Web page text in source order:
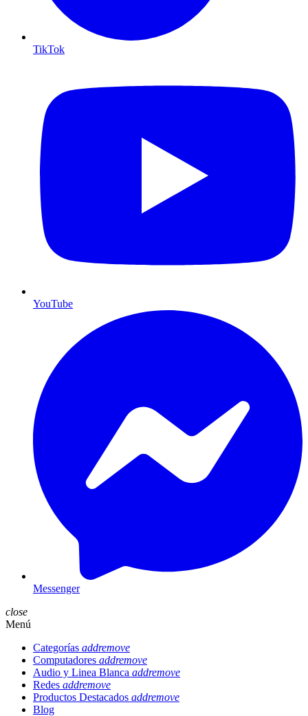
TikTok
YouTube
Messenger
close
Menú
Categorías addremove
Computadores addremove
Audio y Linea Blanca addremove
Redes addremove
Productos Destacados addremove
Blog